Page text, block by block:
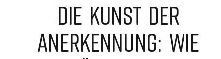
DIE KUNST DER
ANERKENNUNG: WIE